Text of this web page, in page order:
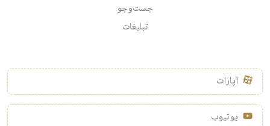
جست‌وجو
تبلیغات
آپارات
یوتیوب